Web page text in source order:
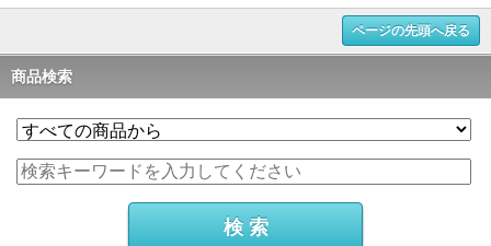
ページの先頭へ戻る
商品検索